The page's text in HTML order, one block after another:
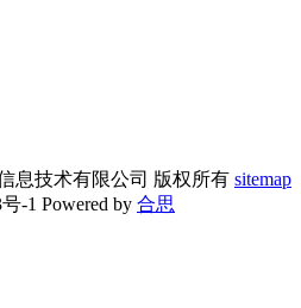
息技术有限公司 版权所有 sitemap
-1 Powered by 合思